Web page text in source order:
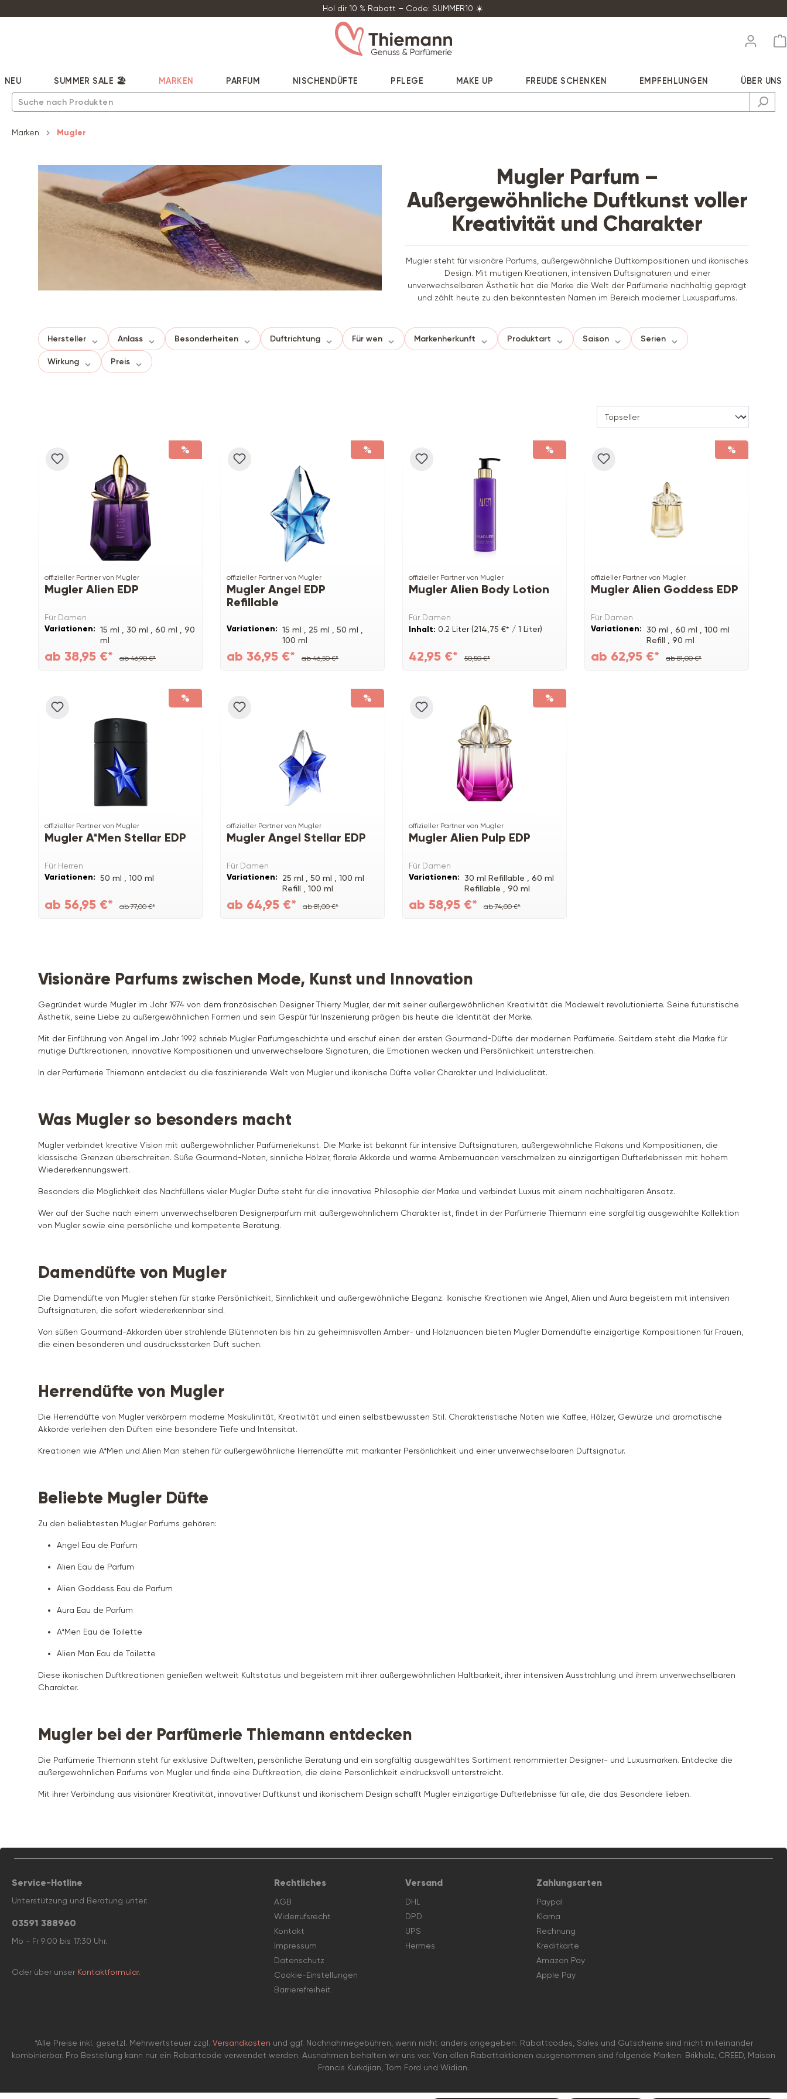
Hol dir 10 % Rabatt – Code: SUMMER10 ☀️
NEU SUMMER SALE 🏖️ MARKEN PARFUM NISCHENDÜFTE PFLEGE MAKE UP FREUDE SCHENKEN EMPFEHLUNGEN ÜBER UNS
Marken Mugler
Mugler Parfum –
Außergewöhnliche Duftkunst voller
Kreativität und Charakter
Mugler steht für visionäre Parfums, außergewöhnliche Duftkompositionen und ikonisches
Design. Mit mutigen Kreationen, intensiven Duftsignaturen und einer
unverwechselbaren Ästhetik hat die Marke die Welt der Parfümerie nachhaltig geprägt
und zählt heute zu den bekanntesten Namen im Bereich moderner Luxusparfums.
Hersteller Anlass Besonderheiten Duftrichtung Für wen Markenherkunft Produktart Saison Serien
Wirkung Preis
%
offizieller Partner von Mugler
Mugler Alien EDP
Für Damen
Variationen: 15 ml , 30 ml , 60 ml , 90
ml
ab 38,95 €* ab 46,90 €*
%
offizieller Partner von Mugler
Mugler Angel EDP
Refillable
Variationen: 15 ml , 25 ml , 50 ml ,
100 ml
ab 36,95 €* ab 46,50 €*
%
offizieller Partner von Mugler
Mugler Alien Body Lotion
Für Damen
Inhalt: 0.2 Liter(214,75 €* / 1 Liter)
42,95 €* 50,50 €*
%
offizieller Partner von Mugler
Mugler Alien Goddess EDP
Für Damen
Variationen: 30 ml , 60 ml , 100 ml
Refill , 90 ml
ab 62,95 €* ab 81,00 €*
%
offizieller Partner von Mugler
Mugler A*Men Stellar EDP
Für Herren
Variationen: 50 ml , 100 ml
ab 56,95 €* ab 77,00 €*
%
offizieller Partner von Mugler
Mugler Angel Stellar EDP
Für Damen
Variationen: 25 ml , 50 ml , 100 ml
Refill , 100 ml
ab 64,95 €* ab 81,00 €*
%
offizieller Partner von Mugler
Mugler Alien Pulp EDP
Für Damen
Variationen: 30 ml Refillable , 60 ml
Refillable , 90 ml
Refillable
ab 58,95 €* ab 74,00 €*
Visionäre Parfums zwischen Mode, Kunst und Innovation
Gegründet wurde Mugler im Jahr 1974 von dem französischen Designer Thierry Mugler, der mit seiner außergewöhnlichen Kreativität die Modewelt revolutionierte. Seine futuristische
Ästhetik, seine Liebe zu außergewöhnlichen Formen und sein Gespür für Inszenierung prägen bis heute die Identität der Marke.
Mit der Einführung von Angel im Jahr 1992 schrieb Mugler Parfumgeschichte und erschuf einen der ersten Gourmand-Düfte der modernen Parfümerie. Seitdem steht die Marke für
mutige Duftkreationen, innovative Kompositionen und unverwechselbare Signaturen, die Emotionen wecken und Persönlichkeit unterstreichen.
In der Parfümerie Thiemann entdeckst du die faszinierende Welt von Mugler und ikonische Düfte voller Charakter und Individualität.
Was Mugler so besonders macht
Mugler verbindet kreative Vision mit außergewöhnlicher Parfümeriekunst. Die Marke ist bekannt für intensive Duftsignaturen, außergewöhnliche Flakons und Kompositionen, die
klassische Grenzen überschreiten. Süße Gourmand-Noten, sinnliche Hölzer, florale Akkorde und warme Ambernuancen verschmelzen zu einzigartigen Dufterlebnissen mit hohem
Wiedererkennungswert.
Besonders die Möglichkeit des Nachfüllens vieler Mugler Düfte steht für die innovative Philosophie der Marke und verbindet Luxus mit einem nachhaltigeren Ansatz.
Wer auf der Suche nach einem unverwechselbaren Designerparfum mit außergewöhnlichem Charakter ist, findet in der Parfümerie Thiemann eine sorgfältig ausgewählte Kollektion
von Mugler sowie eine persönliche und kompetente Beratung.
Damendüfte von Mugler
Die Damendüfte von Mugler stehen für starke Persönlichkeit, Sinnlichkeit und außergewöhnliche Eleganz. Ikonische Kreationen wie Angel, Alien und Aura begeistern mit intensiven
Duftsignaturen, die sofort wiedererkennbar sind.
Von süßen Gourmand-Akkorden über strahlende Blütennoten bis hin zu geheimnisvollen Amber- und Holznuancen bieten Mugler Damendüfte einzigartige Kompositionen für Frauen,
die einen besonderen und ausdrucksstarken Duft suchen.
Herrendüfte von Mugler
Die Herrendüfte von Mugler verkörpern moderne Maskulinität, Kreativität und einen selbstbewussten Stil. Charakteristische Noten wie Kaffee, Hölzer, Gewürze und aromatische
Akkorde verleihen den Düften eine besondere Tiefe und Intensität.
Kreationen wie A*Men und Alien Man stehen für außergewöhnliche Herrendüfte mit markanter Persönlichkeit und einer unverwechselbaren Duftsignatur.
Beliebte Mugler Düfte
Zu den beliebtesten Mugler Parfums gehören:
Angel Eau de Parfum
Alien Eau de Parfum
Alien Goddess Eau de Parfum
Aura Eau de Parfum
A*Men Eau de Toilette
Alien Man Eau de Toilette
Diese ikonischen Duftkreationen genießen weltweit Kultstatus und begeistern mit ihrer außergewöhnlichen Haltbarkeit, ihrer intensiven Ausstrahlung und ihrem unverwechselbaren
Charakter.
Mugler bei der Parfümerie Thiemann entdecken
Die Parfümerie Thiemann steht für exklusive Duftwelten, persönliche Beratung und ein sorgfältig ausgewähltes Sortiment renommierter Designer- und Luxusmarken. Entdecke die
außergewöhnlichen Parfums von Mugler und finde eine Duftkreation, die deine Persönlichkeit eindrucksvoll unterstreicht.
Mit ihrer Verbindung aus visionärer Kreativität, innovativer Duftkunst und ikonischem Design schafft Mugler einzigartige Dufterlebnisse für alle, die das Besondere lieben.
Service-Hotline
Unterstützung und Beratung unter:
03591 388960
Mo - Fr 9:00 bis 17:30 Uhr.
Oder über unser Kontaktformular.
Rechtliches
AGB
Widerrufsrecht
Kontakt
Impressum
Datenschutz
Cookie-Einstellungen
Barrierefreiheit
Versand
DHL
DPD
UPS
Hermes
Zahlungsarten
Paypal
Klarna
Rechnung
Kreditkarte
Amazon Pay
Apple Pay
*Alle Preise inkl. gesetzl. Mehrwertsteuer zzgl. Versandkosten und ggf. Nachnahmegebühren, wenn nicht anders angegeben. Rabattcodes, Sales und Gutscheine sind nicht miteinander
kombinierbar. Pro Bestellung kann nur ein Rabattcode verwendet werden. Ausnahmen behalten wir uns vor. Von allen Rabattaktionen ausgenommen sind folgende Marken: Brikholz, CREED, Maison
Francis Kurkdjian, Tom Ford und Widian.